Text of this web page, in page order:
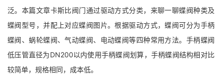
泛。本篇文章卡斯比阀门通过驱动方式分类，来聊一聊蝶阀种类及
蝶阀型号，并配上对应蝶阀图片。根据驱动方式，蝶阀可分为手柄
蝶阀、蜗轮蝶阀、气动蝶阀、电动蝶阀等四种常用方法。手柄蝶阀
低压管直径为DN200以内使用手柄蝶阀划算，手柄蝶阀结构相对比
较简单，规格相同，成本低。